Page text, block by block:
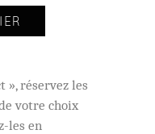
», réservez les
votre choix
les en